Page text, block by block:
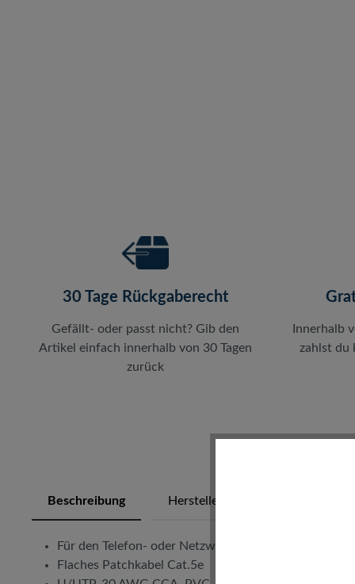
30 Tage Rückgaberecht
Gefällt- oder passt nicht? Gib den
Artikel einfach innerhalb von 30 Tagen
zurück
Innerhalb
zahlst du
Beschreibung Herstellerinfos
Für den Telefon- oder Netzwerkanschluss
Flaches Patchkabel Cat.5e